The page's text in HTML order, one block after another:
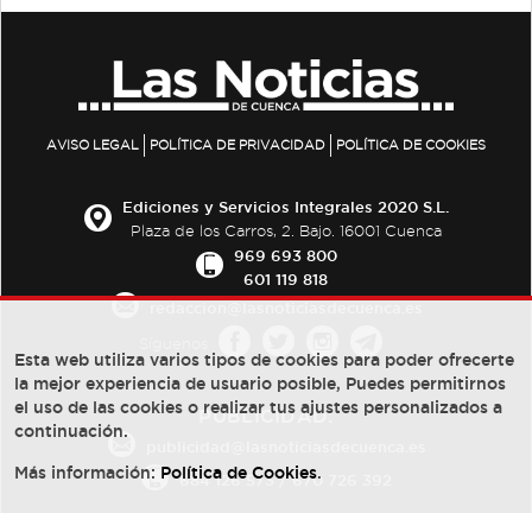
AVISO LEGAL POLÍTICA DE PRIVACIDAD POLÍTICA DE COOKIES
Ediciones y Servicios Integrales 2020 S.L.
Plaza de los Carros, 2. Bajo. 16001 Cuenca
969 693 800
601 119 818
PUBLICIDAD:
684 126 573/670 726 392
Esta web utiliza varios tipos de cookies para poder ofrecerte
la mejor experiencia de usuario posible, Puedes permitirnos
el uso de las cookies o realizar tus ajustes personalizados a
continuación.
Más información: Política de Cookies.